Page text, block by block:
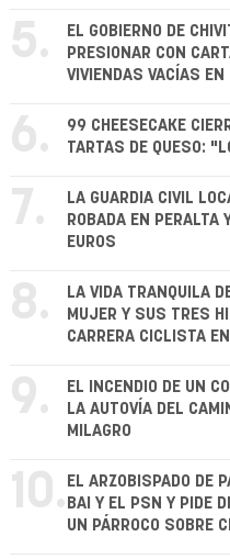
5.
EL GOBIERNO DE
PRESIONAR CON
VIVIENDAS VACÍAS EN
6.
99 CHEESECAKE
TARTAS DE QUESO:
7.
LA GUARDIA CIVIL
ROBADA EN
EUROS
8.
LA VIDA TRANQUILA
MUJER Y SUS TRES
CARRERA CICLISTA
9.
EL INCENDIO DE UN
LA AUTOVÍA DEL
MILAGRO
10. EL ARZOBISPADO DE
BAI Y EL PSN Y PIDE
UN PÁRROCO SOBRE